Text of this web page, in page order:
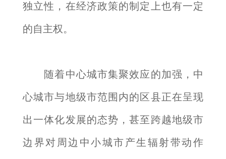
独立性，在经济政策的制定上也有一定
的自主权。
随着中心城市集聚效应的加强，中
心城市与地级市范围内的区县正在呈现
出一体化发展的态势，甚至跨越地级市
边界对周边中小城市产生辐射带动作